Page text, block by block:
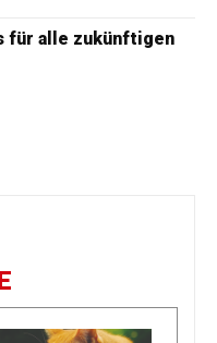
für alle zukünftigen